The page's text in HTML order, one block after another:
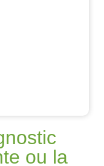
ou la